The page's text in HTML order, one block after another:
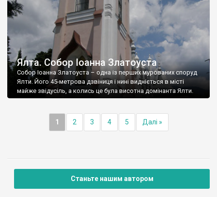
Ялта. Собор Іоанна Златоуста
Собор Іоанна Златоуста – одна із перших мурованих споруд
Ялти. Його 45-метрова дзвіниця і нині видніється в місті
майже звідусіль, а колись це була висотна домінанта Ялти.
1 2 3 4 5 Далі »
Станьте нашим автором